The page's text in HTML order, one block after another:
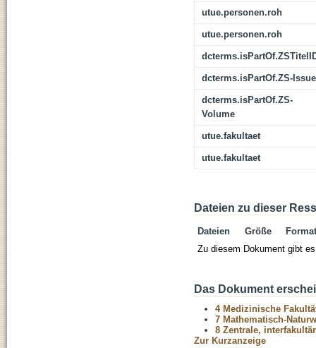
utue.personen.roh
utue.personen.roh
dcterms.isPartOf.ZS-Issue
dcterms.isPartOf.ZS-
Volume
utue.fakultaet
utue.fakultaet
Dateien zu dieser
Dateien Größe
Format
Zu diesem Dokument gibt
Das Dokument
4 Medizinische
7 Mathematisch-
8 Zentrale,
Zur Kurzanzeige